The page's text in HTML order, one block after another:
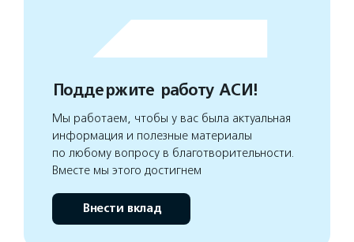
Поддержите работу АСИ!
Мы работаем, чтобы у вас была актуальная
информация и полезные материалы
по любому вопросу в благотворительности.
Вместе мы этого достигнем
Внести вклад